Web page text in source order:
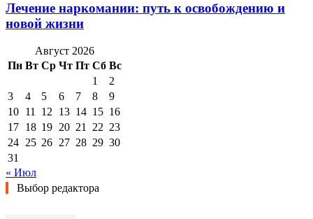
Лечение наркомании: путь к освобождению и
новой жизни
Август 2026
Пн Вт Ср Чт Пт Сб Вс
1
2
3
4 5 6 7 8
9
10 11 12 13 14 15 16
17 18 19 20 21 22 23
24 25 26 27 28 29 30
31
« Июл
Выбор редактора